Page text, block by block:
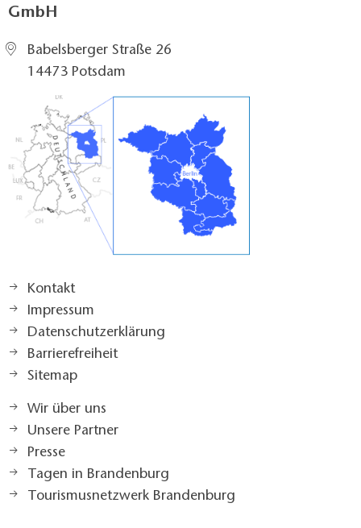
GmbH
Babelsberger Straße 26
14473 Potsdam
Kontakt
Impressum
Datenschutzerklärung
Barrierefreiheit
Sitemap
Wir über uns
Unsere Partner
Presse
Tagen in Brandenburg
Tourismusnetzwerk Brandenburg